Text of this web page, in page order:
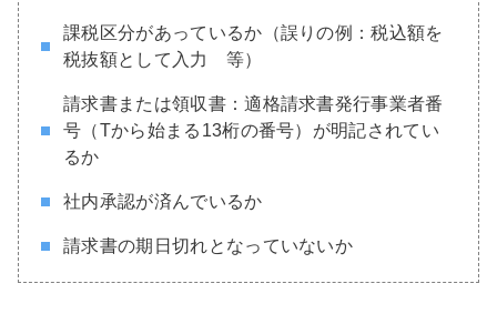
課税区分があっているか（誤りの例：税込額を
税抜額として入力 等）
請求書または領収書：適格請求書発行事業者番
号（Tから始まる13桁の番号）が明記されてい
るか
社内承認が済んでいるか
請求書の期日切れとなっていないか